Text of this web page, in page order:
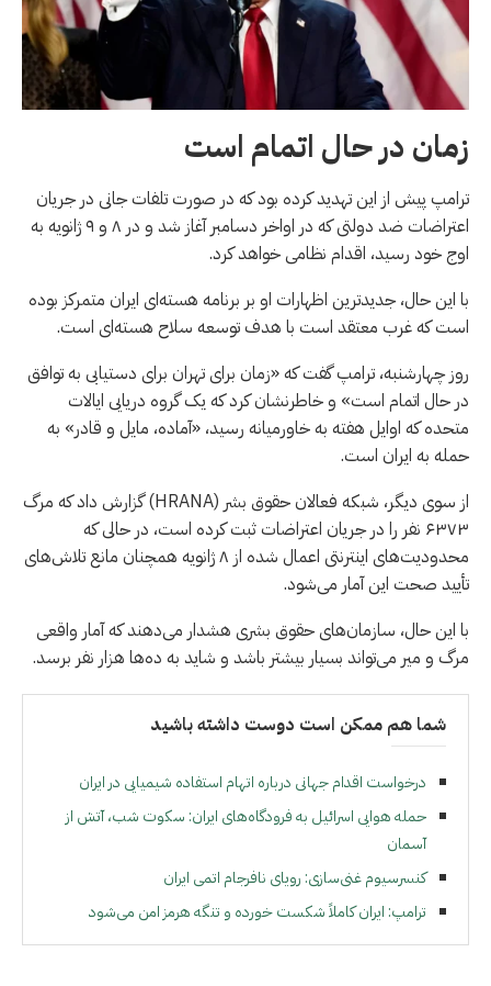
زمان در حال اتمام است
ترامپ پیش از این تهدید کرده بود که در صورت تلفات جانی در جریان
اعتراضات ضد دولتی که در اواخر دسامبر آغاز شد و در ۸ و ۹ ژانویه به
اوج خود رسید، اقدام نظامی خواهد کرد.
با این حال، جدیدترین اظهارات او بر برنامه هسته‌ای ایران متمرکز بوده
است که غرب معتقد است با هدف توسعه سلاح هسته‌ای است.
روز چهارشنبه، ترامپ گفت که «زمان برای تهران برای دستیابی به توافق
در حال اتمام است» و خاطرنشان کرد که یک گروه دریایی ایالات
متحده که اوایل هفته به خاورمیانه رسید، «آماده، مایل و قادر» به
حمله به ایران است.
از سوی دیگر، شبکه فعالان حقوق بشر (HRANA) گزارش داد که مرگ
۶۳۷۳ نفر را در جریان اعتراضات ثبت کرده است، در حالی که
محدودیت‌های اینترنتی اعمال شده از ۸ ژانویه همچنان مانع تلاش‌های
تأیید صحت این آمار می‌شود.
با این حال، سازمان‌های حقوق بشری هشدار می‌دهند که آمار واقعی
مرگ و میر می‌تواند بسیار بیشتر باشد و شاید به ده‌ها هزار نفر برسد.
شما هم ممکن است دوست داشته باشید
درخواست اقدام جهانی درباره اتهام استفاده شیمیایی در ایران
حمله هوایی اسرائیل به فرودگاه‌های ایران: سکوت شب، آتش از
آسمان
کنسرسیوم غنی‌سازی: رویای نافرجام اتمی ایران
ترامپ: ایران کاملاً شکست خورده و تنگه هرمز امن می‌شود